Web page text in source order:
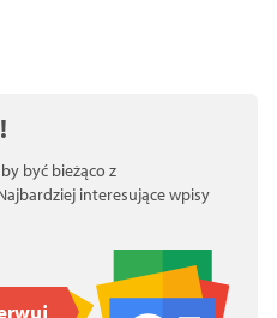
być bieżąco z
interesujące wpisy